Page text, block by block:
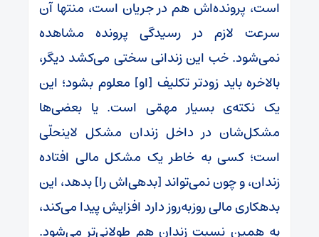
است، پرونده‌اش هم در جریان است، منتها آن
سرعت لازم در رسیدگی پرونده مشاهده
نمی‌شود. خب این زندانی سختی می‌کشد دیگر،
بالاخره باید زودتر تکلیف [او] معلوم بشود؛ این
یک نکته‌ی بسیار مهمّی است. یا بعضی‌ها
مشکل‌شان در داخل زندان مشکل لاینحلّی
است؛ کسی به خاطر یک مشکل مالی افتاده
زندان، و چون نمی‌تواند [بدهی‌اش را] بدهد، این
بدهکاری مالی روزبه‌روز دارد افزایش پیدا می‌کند،
به همین نسبت زندان هم طولانی‌تر می‌شود.